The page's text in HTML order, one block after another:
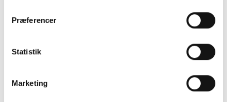
Præferencer
Statistik
Marketing IKKE PÅ LAGER